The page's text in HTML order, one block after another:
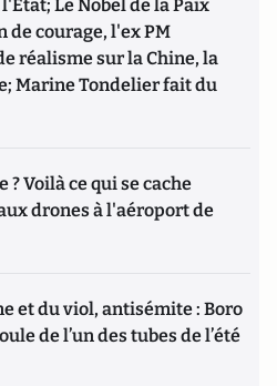
Le Nobel de la Paix
de courage, l'ex PM
réalisme sur la Chine, la
Marine Tondelier fait du
? Voilà ce qui se cache
drones à l'aéroport de
et du viol, antisémite : Boro
de l’un des tubes de l’été